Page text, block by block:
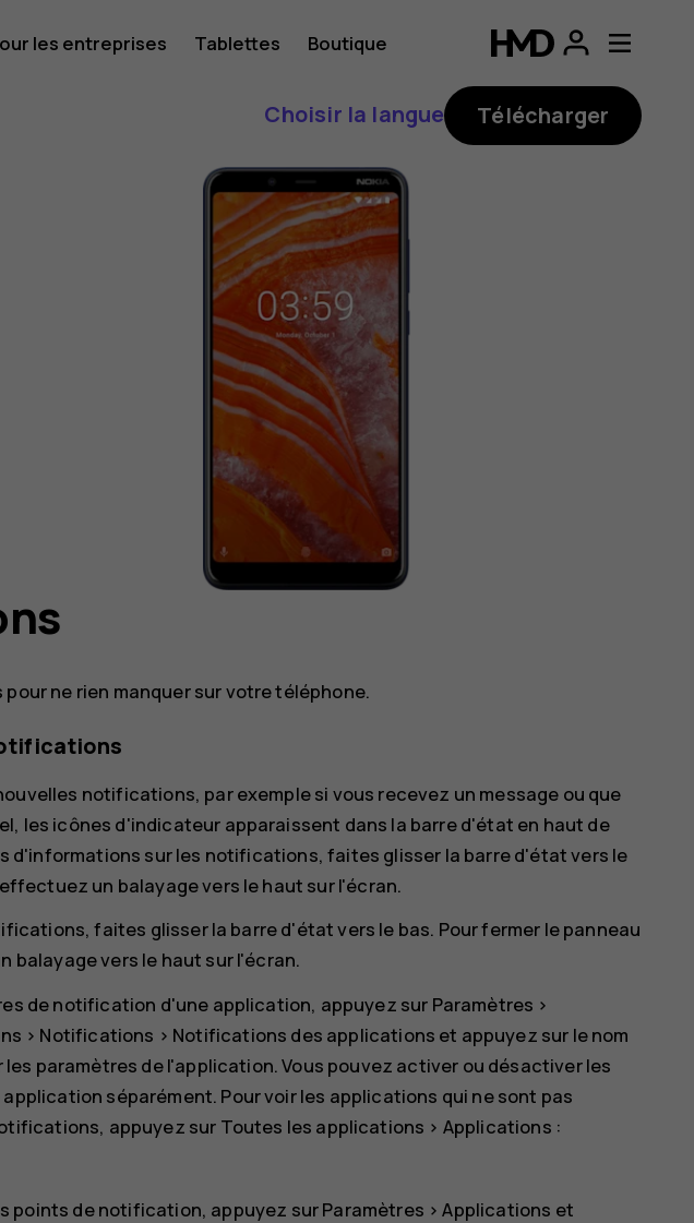
les entreprises Tablettes Boutique
Choisir la langue Télécharger
ne rien manquer sur votre téléphone.
notifications, par exemple si vous recevez un message ou que
les icônes d'indicateur apparaissent dans la barre d'état en haut de
d'informations sur les notifications, faites glisser la barre d'état vers le
un balayage vers le haut sur l'écran.
faites glisser la barre d'état vers le bas. Pour fermer le panneau
vers le haut sur l'écran.
de notification d'une application, appuyez sur Paramètres >
> Notifications > Notifications des applications et appuyez sur le nom
paramètres de l'application. Vous pouvez activer ou désactiver les
séparément. Pour voir les applications qui ne sont pas
appuyez sur Toutes les applications > Applications :
points de notification, appuyez surParamètres >Applications et